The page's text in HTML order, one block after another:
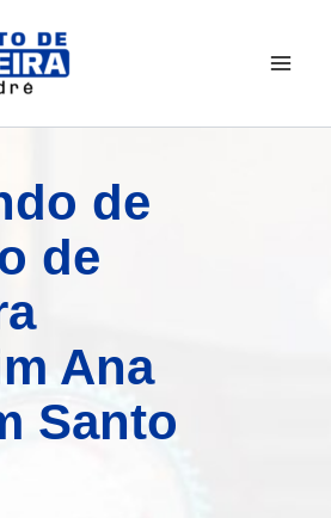
de
de
Ana
Santo